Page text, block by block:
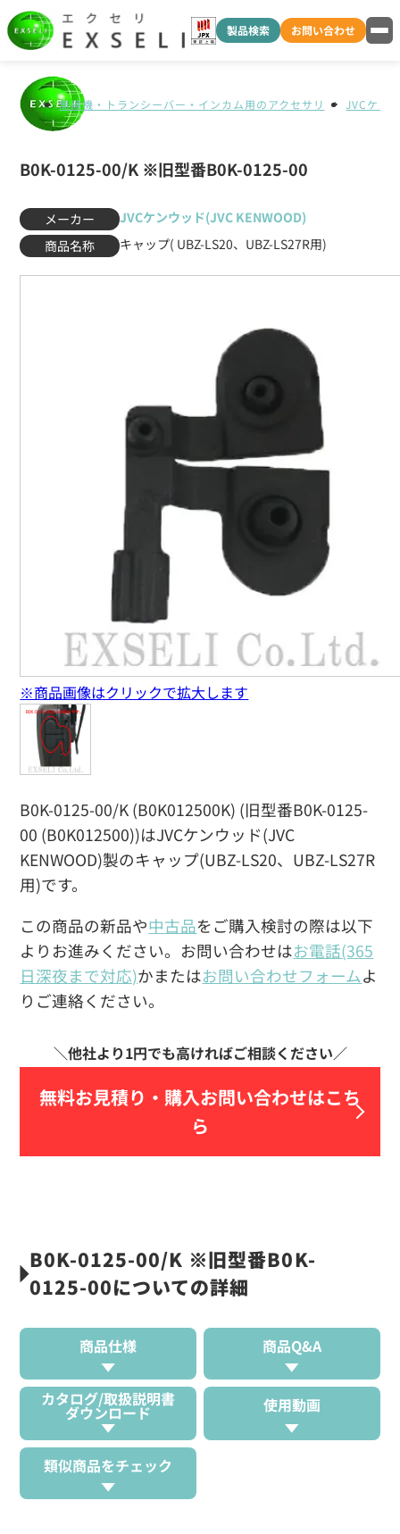
製品検索 お問い合わせ
無線機・トランシーバー・インカム用のアクセサリ JVCケン
B0K-0125-00/K ※旧型番B0K-0125-00
メーカー
JVCケンウッド(JVC KENWOOD)
商品名称
キャップ( UBZ-LS20、UBZ-LS27R用)
B0K-0125-00/K (B0K012500K) (旧型番B0K-0125-
00 (B0K012500))はJVCケンウッド(JVC
KENWOOD)製のキャップ(UBZ-LS20、UBZ-LS27R
用)です。
この商品の新品や中古品をご購入検討の際は以下
よりお進みください。お問い合わせはお電話(365
日深夜まで対応)かまたはお問い合わせフォームよ
りご連絡ください。
無料お見積り・ 購入お問い合わせはこち
ら
※商品画像はクリックで拡大します
B0K-0125-00/K ※旧型番B0K-
0125-00についての詳細
商品仕様 商品Q&A
カタログ/取扱説明書
ダウンロード 使用動画
類似商品をチェック